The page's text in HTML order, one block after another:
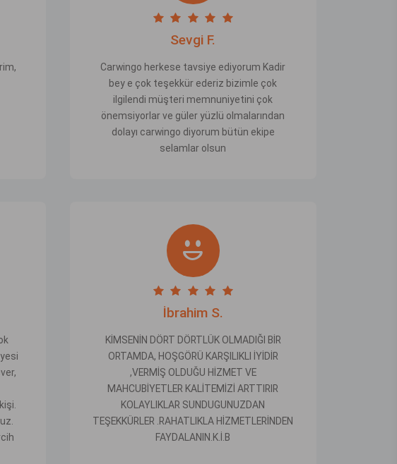
Sevgi F.
Carwingo herkese tavsiye ediyorum Kadir
bey e çok teşekkür ederiz bizimle çok
ilgilendi müşteri memnuniyetini çok
önemsiyorlar ve güler yüzlü olmalarından
dolayı carwingo diyorum bütün ekipe
selamlar olsun
İbrahim S.
KİMSENİN DÖRT DÖRTLÜK OLMADIĞI BİR
ORTAMDA, HOŞGÖRÜ KARŞILIKLI İYİDİR
,VERMİŞ OLDUĞU HİZMET VE
MAHCUBİYETLER KALİTEMİZİ ARTTIRIR
KOLAYLIKLAR SUNDUGUNUZDAN
TEŞEKKÜRLER .RAHATLIKLA HİZMETLERİNDEN
FAYDALANIN.K.İ.B